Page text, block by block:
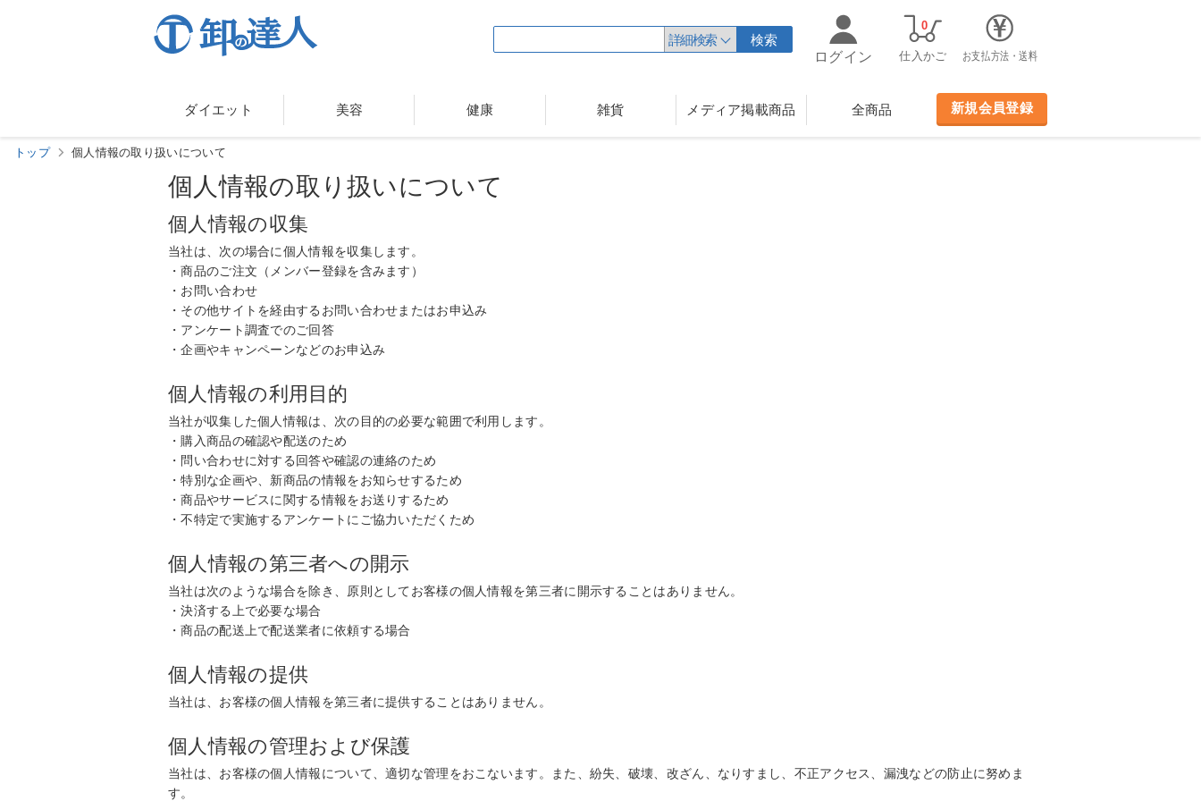
詳細検索
検索
ログイン
仕入かご
0
お支払方法・送料
ダイエット 美容 健康 雑貨 メディア掲載商品 全商品 新規会員登録
トップ 個人情報の取り扱いについて
個人情報の取り扱いについて
個人情報の収集
当社は、次の場合に個人情報を収集します。
・商品のご注文（メンバー登録を含みます）
・お問い合わせ
・その他サイトを経由するお問い合わせまたはお申込み
・アンケート調査でのご回答
・企画やキャンペーンなどのお申込み
個人情報の利用目的
当社が収集した個人情報は、次の目的の必要な範囲で利用します。
・購入商品の確認や配送のため
・問い合わせに対する回答や確認の連絡のため
・特別な企画や、新商品の情報をお知らせするため
・商品やサービスに関する情報をお送りするため
・不特定で実施するアンケートにご協力いただくため
個人情報の第三者への開示
当社は次のような場合を除き、原則としてお客様の個人情報を第三者に開示することはありません。
・決済する上で必要な場合
・商品の配送上で配送業者に依頼する場合
個人情報の提供
当社は、お客様の個人情報を第三者に提供することはありません。
個人情報の管理および保護
当社は、お客様の個人情報について、適切な管理をおこないます。また、紛失、破壊、改ざん、なりすまし、不正アクセス、漏洩などの防止に努めま
す。